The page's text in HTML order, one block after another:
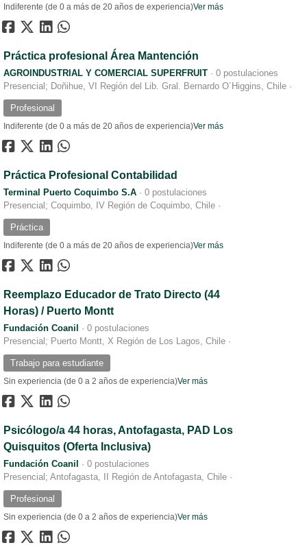
Indiferente (de 0 a más de 20 años de experiencia)Ver más
Práctica profesional Área Mantención
AGROINDUSTRIAL Y COMERCIAL SUPERFRUIT ·
Presencial; Doñihue, VI Región del Lib. Gral. Bernardo O´Higgins, Chile ·
0 postulaciones
Profesional
Indiferente (de 0 a más de 20 años de experiencia)Ver más
Práctica Profesional Contabilidad
Terminal Puerto Coquimbo S.A ·
Presencial; Coquimbo, IV Región de Coquimbo, Chile ·
0 postulaciones
Práctica
Indiferente (de 0 a más de 20 años de experiencia)Ver más
Reemplazo Educador de Trato Directo (44
Horas) / Puerto Montt
Fundación Coanil
·
Presencial; Puerto Montt, X Región de Los Lagos, Chile ·
0 postulaciones
Trabajo para estudiante
Sin experiencia (de 0 a 2 años de experiencia)Ver más
Psicólogo/a 44 horas, Antofagasta, PAD Los
Quisquitos (Oferta Inclusiva)
Fundación Coanil
·
Presencial; Antofagasta, II Región de Antofagasta, Chile ·
0 postulaciones
Profesional
Sin experiencia (de 0 a 2 años de experiencia)Ver más